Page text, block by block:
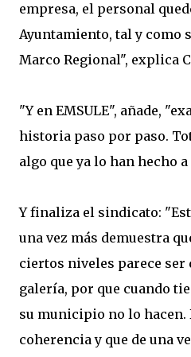
empresa, el personal
Ayuntamiento, tal y como
Marco Regional", explica
"Y en EMSULE", añade,
historia paso por paso.
algo que ya lo han hecho
Y finaliza el sindicato:
una vez más demuestra
ciertos niveles parece ser
galería, por que cuando
su municipio no lo hacen.
coherencia y que de una